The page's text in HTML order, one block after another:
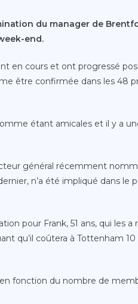
du manager de
end.
en cours et ont progressé
être confirmée dans les 48
étant amicales et il y a
général récemment
n’a été impliqué dans le
pour Frank, 51 ans, qui les
qu’il coûtera à Tottenham
fonction du nombre de